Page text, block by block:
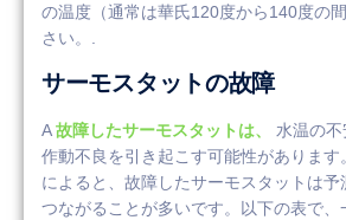
の温度（通常は華氏120度から140度の
さい。.
サーモスタットの故障
A故障したサーモスタットは、
水温の
作動不良を引き起こす可能性があります
によると、故障したサーモスタットは予
つながることが多いです。以下の表で、